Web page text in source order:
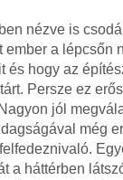
nézve is
ember a lépcsőn
és hogy az
Persze ez
jól
még
a háttérben